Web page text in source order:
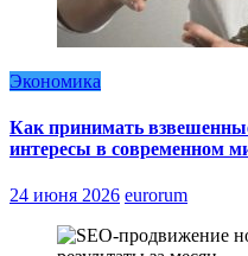
Экономика
Как принимать
интересы в современном
24 июня 2026 eurorum